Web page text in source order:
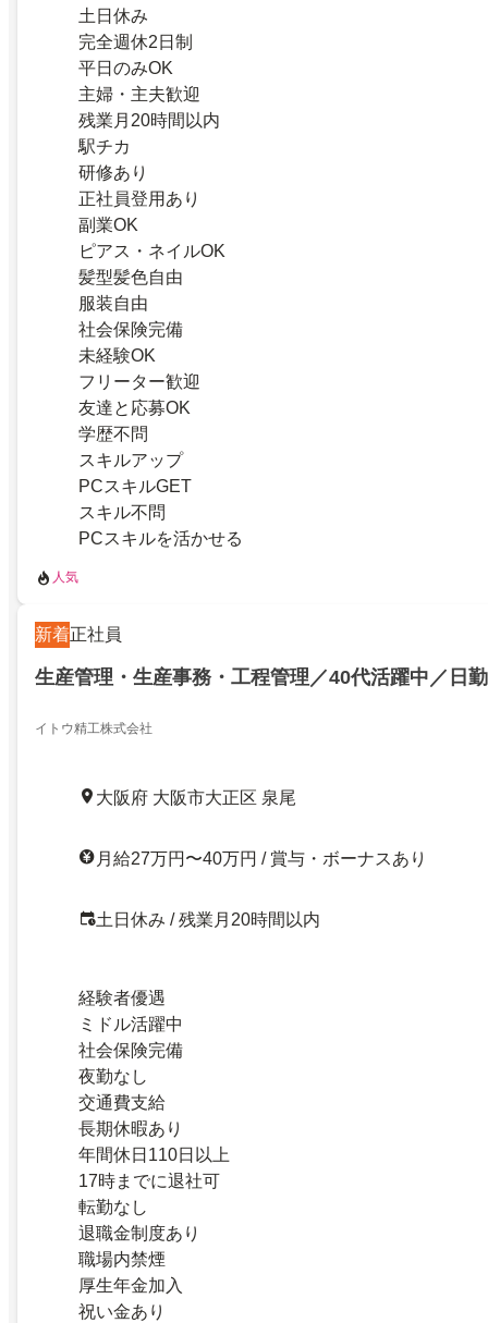
土日休み
完全週休2日制
平日のみOK
主婦・主夫歓迎
残業月20時間以内
駅チカ
研修あり
正社員登用あり
副業OK
ピアス・ネイルOK
髪型髪色自由
服装自由
社会保険完備
未経験OK
フリーター歓迎
友達と応募OK
学歴不問
スキルアップ
PCスキルGET
スキル不問
PCスキルを活かせる
人気
新着正社員
生産管理・生産事務・工程管理／40代活躍中／日勤
イトウ精工株式会社
大阪府 大阪市大正区 泉尾
月給27万円〜40万円 / 賞与・ボーナスあり
土日休み / 残業月20時間以内
経験者優遇
ミドル活躍中
社会保険完備
夜勤なし
交通費支給
長期休暇あり
年間休日110日以上
17時までに退社可
転勤なし
退職金制度あり
職場内禁煙
厚生年金加入
祝い金あり